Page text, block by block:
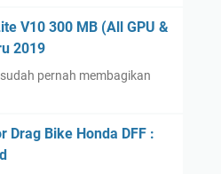
V10 300 MB (All GPU &
2019
pernah membagikan
Drag Bike Honda DFF :